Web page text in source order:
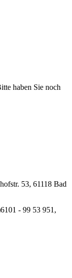
haben Sie noch
53, 61118 Bad
- 99 53 951,